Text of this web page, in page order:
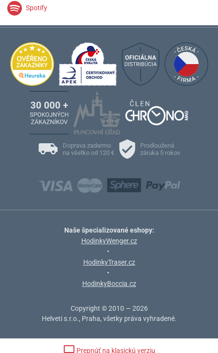
Spotify
Doprava zadarmo
na všetko od 120 €
Prodloužená
záruka 5 rokov
Naše špecializované eshopy:
HodinkyWenger.cz
•
HodinkyTraser.cz
•
HodinkyBoccia.cz
Copyright © 2010 — 2026
Helveti s.r.o., Praha, všetky práva vyhradené.
Prepnúť na klasickú verziu